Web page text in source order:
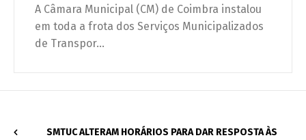
A Câmara Municipal (CM) de Coimbra instalou
em toda a frota dos Serviços Municipalizados
de Transpor...
SMTUC ALTERAM HORÁRIOS PARA DAR RESPOSTA ÀS